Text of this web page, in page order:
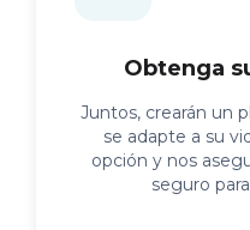
Obtenga
Juntos, crearán un
se adapte a su
opción y nos
seguro